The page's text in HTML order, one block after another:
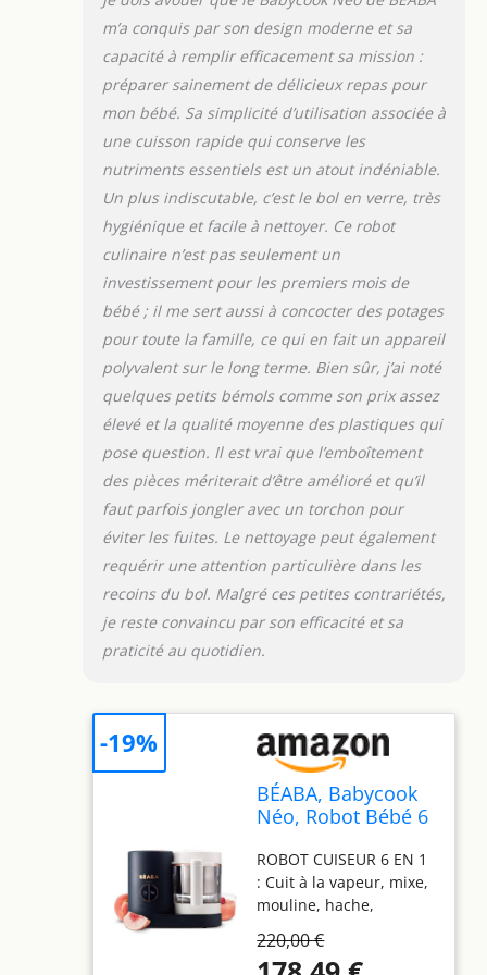
mouline et hache pour
proposer différentes
textures adaptées selon
l'âge de bébé
FABRICATION
FRANCAISE : Chez
Made in France, notre
Babycook Néo est ainsi
pensé dans l’Ain et
produit en Côte-d’Or, sa
Diamant dans le Puy-
de-Dôme GRANDE
CONTENANCE : Une
grande capacité de
mixage pour préparer
en un cycle jusqu’à 5
portions de 120g,
adapté à toute la
famille et ne
nécessitant pas de
surveillance constante
ÉCONOMIE ET RESPECT
DE L'ENVIRONNEMENT :
En comparaison avec
les petits pots
permet une transition
l'écosystème, et il
amortit son coût en
moins de deux mois
UNE QUALITÉ PREMIUM
OPTIMALE : Matériaux
de grande qualité avec
Bol en Verre de 1250ml,
un Panier en Inox de
1000ml, une Lame
m’a conquis par son design moderne et sa
capacité à remplir efficacement sa mission :
préparer sainement de délicieux repas pour
mon bébé. Sa simplicité d’utilisation associée à
une cuisson rapide qui conserve les
nutriments essentiels est un atout indéniable.
Un plus indiscutable, c’est le bol en verre, très
hygiénique et facile à nettoyer. Ce robot
culinaire n’est pas seulement un
investissement pour les premiers mois de
bébé ; il me sert aussi à concocter des potages
pour toute la famille, ce qui en fait un appareil
polyvalent sur le long terme. Bien sûr, j’ai noté
quelques petits bémols comme son prix assez
élevé et la qualité moyenne des plastiques qui
pose question. Il est vrai que l’emboîtement
des pièces mériterait d’être amélioré et qu’il
faut parfois jongler avec un torchon pour
éviter les fuites. Le nettoyage peut également
requérir une attention particulière dans les
recoins du bol. Malgré ces petites contrariétés,
je reste convaincu par son efficacité et sa
praticité au quotidien.
BÉABA, Babycook
Néo, Robot Bébé 6
France, Mixeur-
Cuiseur, Bol en
Verre et Cuve Inox,
Diversification
alimentaire, Petits
ROBOT CUISEUR 6 EN 1
: Cuit à la vapeur, mixe,
mouline, hache,
les aliments, stérilise et
220,00 €
-19%